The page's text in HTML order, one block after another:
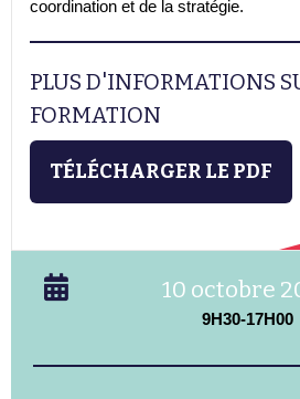
coordination et de la stratégie.
PLUS D'INFORMATIONS
FORMATION
TÉLÉCHARGER LE PDF
10 octobre
9H30-17H00